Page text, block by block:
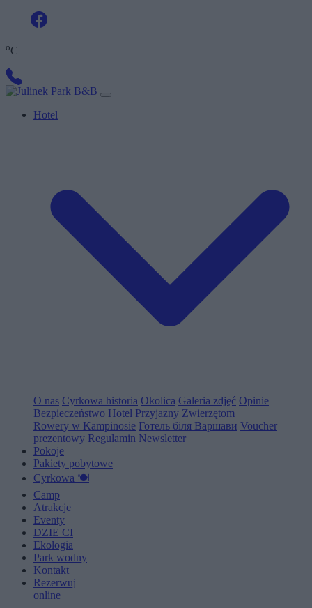
oC
Hotel
O nas Cyrkowa historia Okolica Galeria zdjęć Opinie
Bezpieczeństwo Hotel Przyjazny Zwierzętom
Rowery w Kampinosie Готель біля Варшави Voucher
prezentowy Regulamin Newsletter
Pokoje
Pakiety pobytowe
Cyrkowa 🍽️
Camp
Atrakcje
Eventy
DZIE CI
Ekologia
Park wodny
Kontakt
Rezerwuj
online